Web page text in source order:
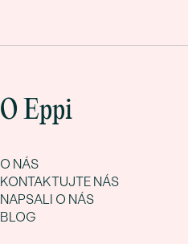
O Eppi
O NÁS
KONTAKTUJTE NÁS
NAPSALI O NÁS
BLOG